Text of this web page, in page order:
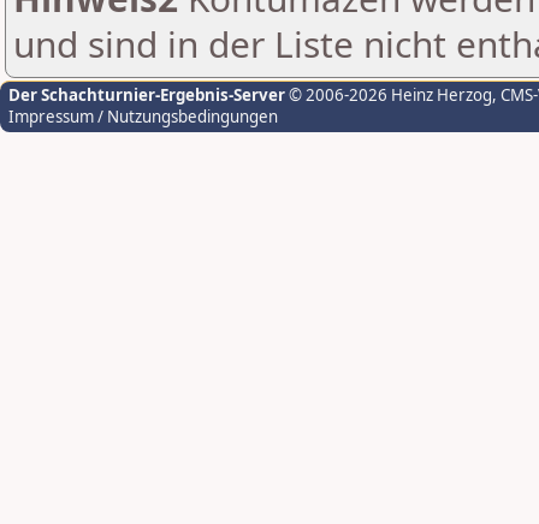
und sind in der Liste nicht
Der Schachturnier-Ergebnis-Server© 2006-2026 Heinz Herzog,
Impressum / Nutzungsbedingungen